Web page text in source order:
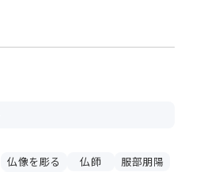
仏像を彫る 仏師
服部朋陽